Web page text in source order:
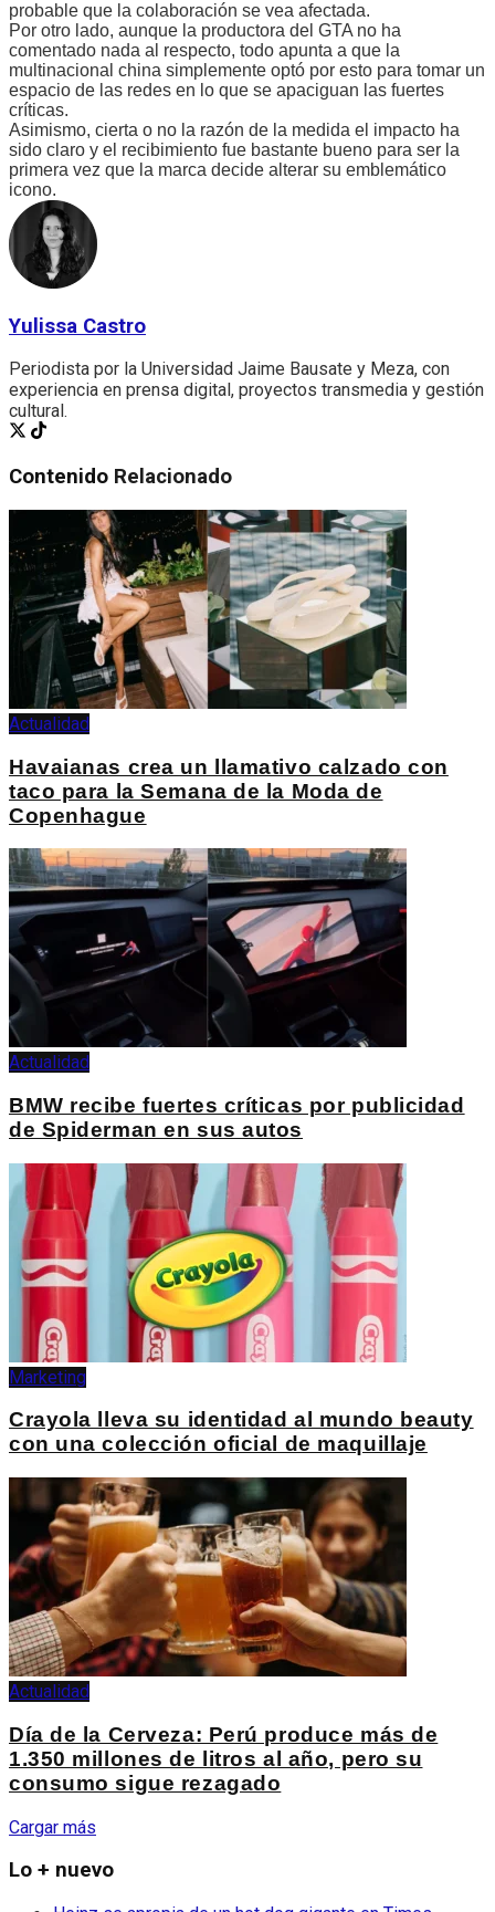
probable que la colaboración se vea afectada.
Por otro lado, aunque la productora del GTA no ha
comentado nada al respecto, todo apunta a que la
multinacional china simplemente optó por esto para tomar un
espacio de las redes en lo que se apaciguan las fuertes
críticas.
Asimismo, cierta o no la razón de la medida el impacto ha
sido claro y el recibimiento fue bastante bueno para ser la
primera vez que la marca decide alterar su emblemático
icono.
Yulissa Castro
Periodista por la Universidad Jaime Bausate y Meza, con
experiencia en prensa digital, proyectos transmedia y gestión
cultural.
Contenido Relacionado
Actualidad
Havaianas crea un llamativo calzado con
taco para la Semana de la Moda de
Copenhague
Actualidad
BMW recibe fuertes críticas por publicidad
de Spiderman en sus autos
Marketing
Crayola lleva su identidad al mundo beauty
con una colección oficial de maquillaje
Actualidad
Día de la Cerveza: Perú produce más de
1.350 millones de litros al año, pero su
consumo sigue rezagado
Cargar más
Lo + nuevo